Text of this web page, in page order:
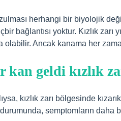
herhangi bir biyolojik
bağlantısı yoktur. Kızlık zarı
olabilir. Ancak kanama her
geldi kızlık
kızlık zarı bölgesinde
durumunda, semptomların